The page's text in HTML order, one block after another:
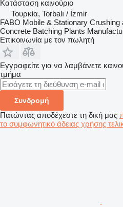
Κατάσταση καινούριο
Τουρκία, Torbalı / İzmir
FABO Mobile & Stationary Crushing
Concrete Batching Plants
Επικοινωνία με τον πωλητή
Εγγραφείτε για να λαμβάνετε
τμήμα
Συνδρομή
Πατώντας αποδέχεστε τη δική μας
το συμφωνητικό άδειας χρήσης